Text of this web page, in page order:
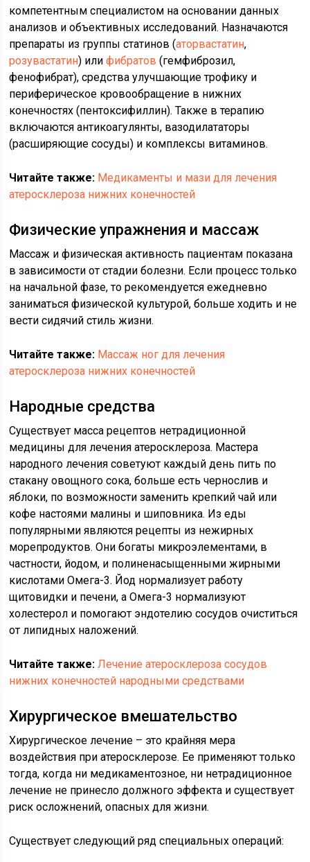
компетентным специалистом на основании данных
анализов и объективных исследований. Назначаются
препараты из группы статинов (аторвастатин,
розувастатин) илифибратов (гемфиброзил,
фенофибрат), средства улучшающие трофику и
периферическое кровообращение в нижних
конечностях (пентоксифиллин). Также в терапию
включаются антикоагулянты, вазодилататоры
(расширяющие сосуды) и комплексы витаминов.
Читайте также: Медикаменты и мази для лечения
атеросклероза нижних конечностей
Физические упражнения и массаж
Массаж и физическая активность пациентам показана
в зависимости от стадии болезни. Если процесс только
на начальной фазе, то рекомендуется ежедневно
заниматься физической культурой, больше ходить и не
вести сидячий стиль жизни.
Читайте также: Массаж ног для лечения
атеросклероза нижних конечностей
Народные средства
Существует масса рецептов нетрадиционной
медицины для лечения атеросклероза. Мастера
народного лечения советуют каждый день пить по
стакану овощного сока, больше есть чернослив и
яблоки, по возможности заменить крепкий чай или
кофе настоями малины и шиповника. Из еды
популярными являются рецепты из нежирных
морепродуктов. Они богаты микроэлементами, в
частности, йодом, и полиненасыщенными жирными
кислотами Омега-3. Йод нормализует работу
щитовидки и печени, а Омега-3 нормализуют
холестерол и помогают эндотелию сосудов очиститься
от липидных наложений.
Читайте также:Лечение атеросклероза сосудов
нижних конечностей народными средствами
Хирургическое вмешательство
Хирургическое лечение – это крайняя мера
воздействия при атеросклерозе. Ее применяют только
тогда, когда ни медикаментозное, ни нетрадиционное
лечение не принесло должного эффекта и существует
риск осложнений, опасных для жизни.
Существует следующий ряд специальных операций: